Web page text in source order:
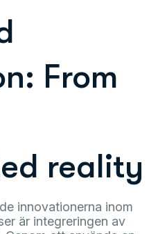
From
reality
innovationerna inom
är integreringen av